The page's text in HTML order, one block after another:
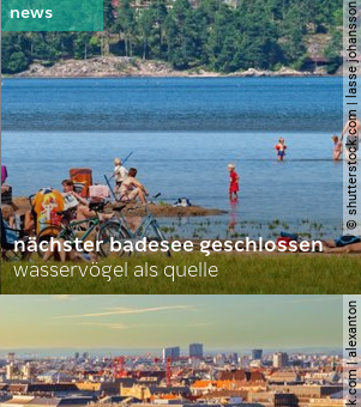
© shutterstock.com | lasse johansson
nächster badesee geschlossen
wasservögel als quelle